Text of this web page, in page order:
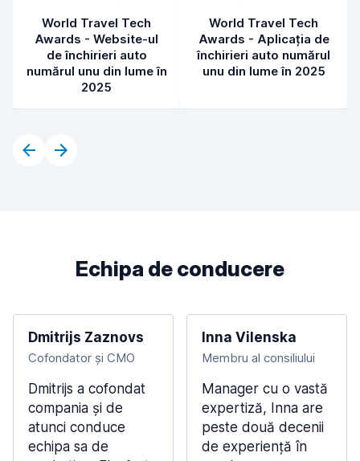
World Travel Tech
Awards - Website-ul
de închirieri auto
numărul unu din lume în
2025
World Travel Tech
Awards - Aplicația de
închirieri auto numărul
unu din lume în 2025
Echipa de conducere
Dmitrijs Zaznovs
Cofondator și CMO
Dmitrijs a cofondat
compania și de
atunci conduce
echipa sa de
Inna Vilenska
Membru al consiliului
Manager cu o vastă
expertiză, Inna are
peste două decenii
de experiență în